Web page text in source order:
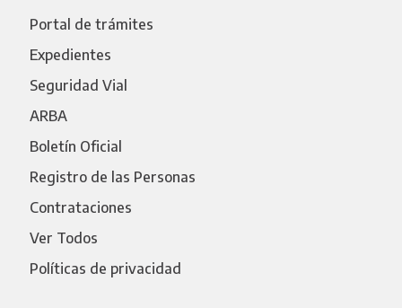
Portal de trámites
Expedientes
Seguridad Vial
ARBA
Boletín Oficial
Registro de las Personas
Contrataciones
Ver Todos
Políticas de privacidad